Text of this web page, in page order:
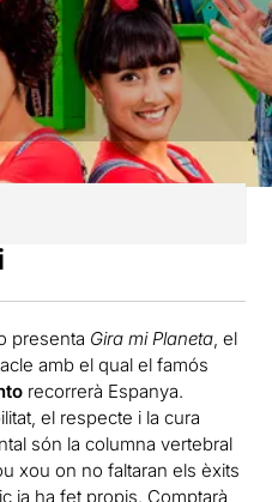
presenta Gira mi Planeta, el
amb el qual el famós
recorrerà Espanya.
el respecte i la cura
són la columna vertebral
xou on no faltaran els èxits
ja ha fet propis. Comptarà